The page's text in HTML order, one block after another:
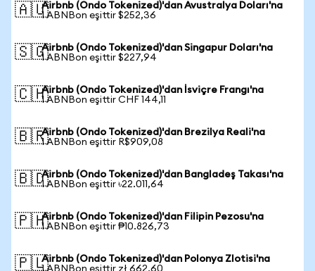
🇦🇺Airbnb (Ondo Tokenized)'dan Avustralya Doları'na
1 ABNBon eşittir $252,36
🇸🇬Airbnb (Ondo Tokenized)'dan Singapur Doları'na
1 ABNBon eşittir $227,94
🇨🇭Airbnb (Ondo Tokenized)'dan İsviçre Frangı'na
1 ABNBon eşittir CHF 144,11
🇧🇷Airbnb (Ondo Tokenized)'dan Brezilya Reali'na
1 ABNBon eşittir R$909,08
🇧🇩Airbnb (Ondo Tokenized)'dan Bangladeş Takası'na
1 ABNBon eşittir ৳22.011,64
🇵🇭Airbnb (Ondo Tokenized)'dan Filipin Pezosu'na
1 ABNBon eşittir ₱10.826,73
🇵🇱Airbnb (Ondo Tokenized)'dan Polonya Zlotisi'na
1 ABNBon eşittir zł 662,60